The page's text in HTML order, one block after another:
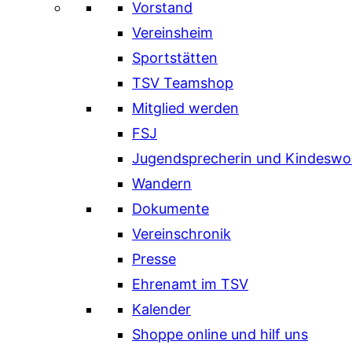
Vorstand
Vereinsheim
Sportstätten
TSV Teamshop
Mitglied werden
FSJ
Jugendsprecherin und
Wandern
Dokumente
Vereinschronik
Presse
Ehrenamt im TSV
Kalender
Shoppe online und hilf uns